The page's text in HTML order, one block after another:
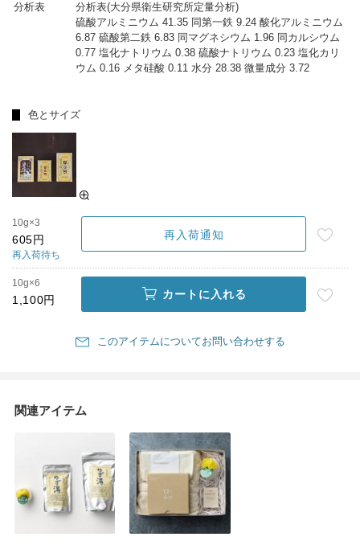
分析表
分析表(大分県衛生研究所定量分析)
硫酸アルミニウム 41.35 同第一鉄 9.24 酸化アルミニウム
6.87 硫酸第二鉄 6.83 同マグネシウム 1.96 同カルシウム
0.77 塩化ナトリウム 0.38 硫酸ナトリウム 0.23 塩化カリ
ウム 0.16 メタ硅酸 0.11 水分 28.38 微量成分 3.72
色とサイズ
10g×3
605円
再入荷待ち
再入荷通知
10g×6
1,100円 カートに入れる
このアイテムについてお問い合わせする
関連アイテム